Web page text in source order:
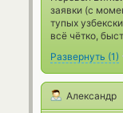
заявки (с
тупых
всё чётко,
Развернуть (1)
Александр